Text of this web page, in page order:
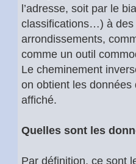
l’adresse, soit par le
classifications…) à des
arrondissements,
comme un outil
Le cheminement
on obtient les données
affiché.
Quelles sont les
Par définition, ce sont